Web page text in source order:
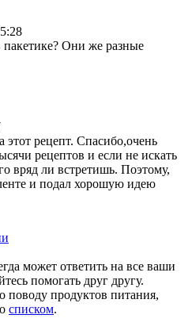
Они же разные
рецепт. Спасибо,очень
рецептов и если не искать
вряд ли встретишь. Поэтому,
и подал хорошую идею
может ответить на все ваши
помогать друг другу.
поводу продуктов питания,
списком.